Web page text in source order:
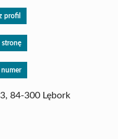
profil
stronę
numer
84-300 Lębork